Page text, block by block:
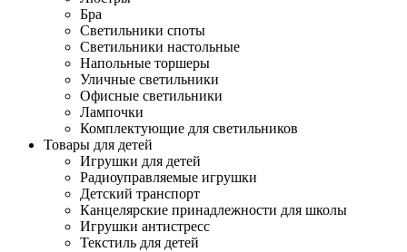
Бра
Светильники споты
Светильники настольные
Напольные торшеры
Уличные светильники
Офисные светильники
Лампочки
Комплектующие для светильников
Товары для детей
Игрушки для детей
Радиоуправляемые игрушки
Детский транспорт
Канцелярские принадлежности для школы
Игрушки антистресс
Текстиль для детей